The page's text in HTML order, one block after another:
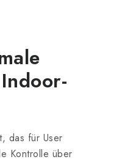
Indoor-
das für User
Kontrolle über